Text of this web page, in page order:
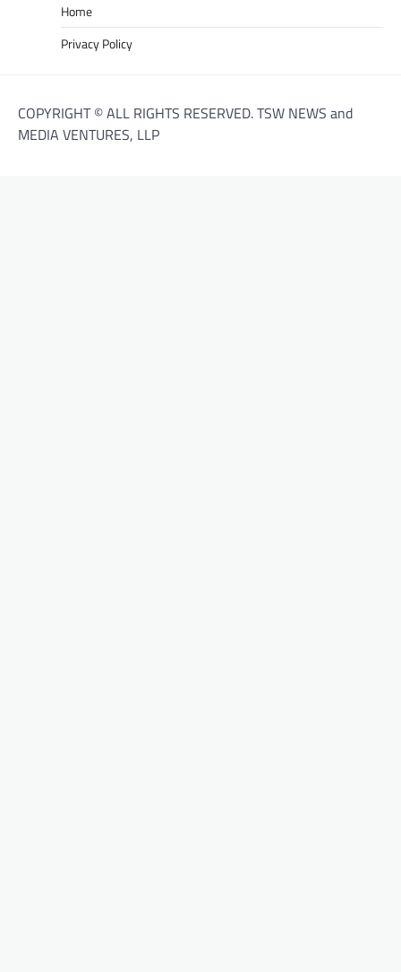
Home
Privacy Policy
COPYRIGHT © ALL RIGHTS RESERVED. TSW NEWS and
MEDIA VENTURES, LLP